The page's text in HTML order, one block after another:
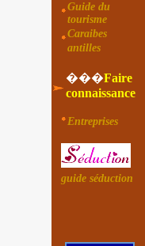
Guide du
tourisme
Caraibes
antilles
���Faire
connaissance
Entreprises
guide séduction